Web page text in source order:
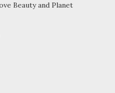
Beauty and Planet